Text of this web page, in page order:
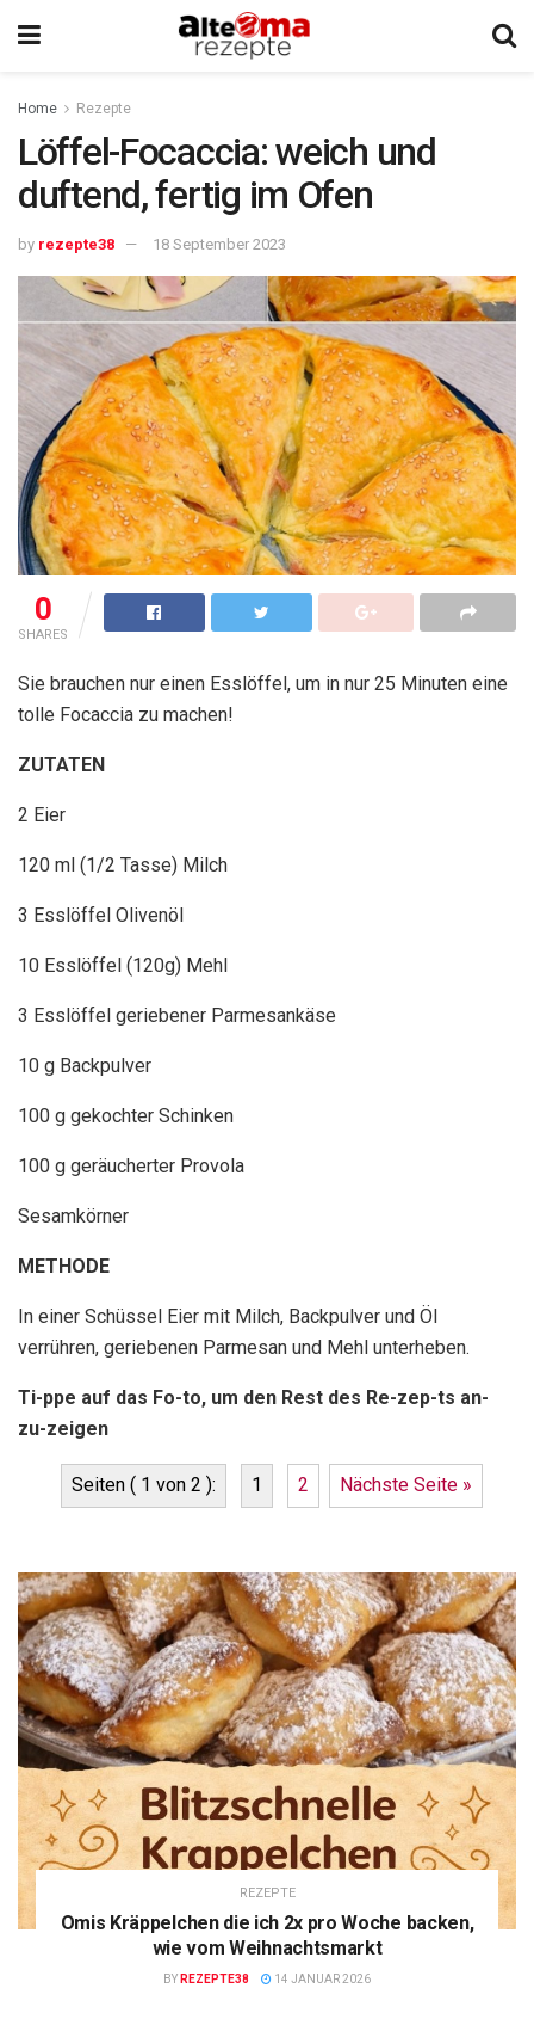
Home Rezepte
Löffel-Focaccia: weich und
duftend, fertig im Ofen
by rezepte38 18 September 2023
0
SHARES
Sie brauchen nur einen Esslöffel, um in nur 25 Minuten eine
tolle Focaccia zu machen!
ZUTATEN
2 Eier
120 ml (1/2 Tasse) Milch
3 Esslöffel Olivenöl
10 Esslöffel (120g) Mehl
3 Esslöffel geriebener Parmesankäse
10 g Backpulver
100 g gekochter Schinken
100 g geräucherter Provola
Sesamkörner
METHODE
In einer Schüssel Eier mit Milch, Backpulver und Öl
verrühren, geriebenen Parmesan und Mehl unterheben.
Ti-ppe auf das Fo-to, um den Rest des Re-zep-ts an-
zu-zeigen
Seiten ( 1 von 2 ): 1 2 Nächste Seite »
REZEPTE
Omis Kräppelchen die ich 2x pro Woche backen,
wie vom Weihnachtsmarkt
BY REZEPTE38 14 JANUAR 2026